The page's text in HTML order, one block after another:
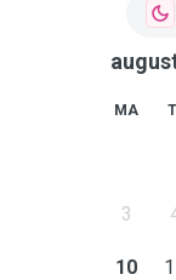
MA TI
3
10